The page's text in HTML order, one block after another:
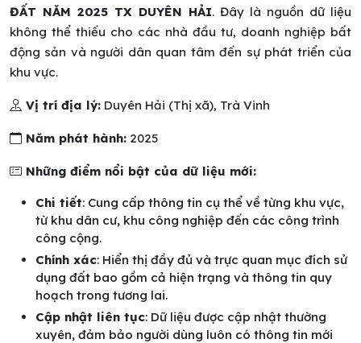
ĐẤT NĂM 2025 TX DUYÊN HẢI. Đây là nguồn dữ liệu
không thể thiếu cho các nhà đầu tư, doanh nghiệp bất
động sản và người dân quan tâm đến sự phát triển của
khu vực.
Vị trí địa lý: Duyên Hải (Thị xã), Trà Vinh
Năm phát hành: 2025
Những điểm nổi bật của dữ liệu mới:
Chi tiết: Cung cấp thông tin cụ thể về từng khu vực,
từ khu dân cư, khu công nghiệp đến các công trình
công cộng.
Chính xác: Hiển thị đầy đủ và trực quan mục đích sử
dụng đất bao gồm cả hiện trạng và thông tin quy
hoạch trong tương lai.
Cập nhật liên tục: Dữ liệu được cập nhật thường
xuyên, đảm bảo người dùng luôn có thông tin mới